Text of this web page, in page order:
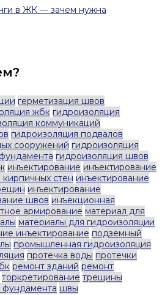
в ЖК — зачем нужна
герметизация швов
жбк гидроизоляция
коммуникаций
гидроизоляция подвалов
сооружений гидроизоляция
гидроизоляция швов
инъектирование инъектирование
стен инъектирование
инъектирование
швов инъекционная
армирование материал для
материалы для гидроизоляции
инъектирование подземный
промышленная гидроизоляция
протечка воды протечки
ремонт зданий ремонт
торкретирование трещины
фундамента швы